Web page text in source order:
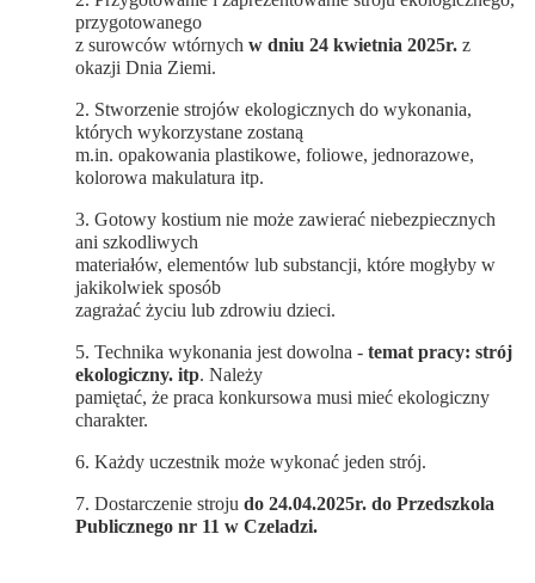
przygotowanego
z surowców wtórnych w dniu 24 kwietnia 2025r. z
okazji Dnia Ziemi.
2. Stworzenie strojów ekologicznych do wykonania,
których wykorzystane zostaną
m.in. opakowania plastikowe, foliowe, jednorazowe,
kolorowa makulatura itp.
3. Gotowy kostium nie może zawierać niebezpiecznych
ani szkodliwych
materiałów, elementów lub substancji, które mogłyby w
jakikolwiek sposób
zagrażać życiu lub zdrowiu dzieci.
5. Technika wykonania jest dowolna - temat pracy: strój
ekologiczny. itp. Należy
pamiętać, że praca konkursowa musi mieć ekologiczny
charakter.
6. Każdy uczestnik może wykonać jeden strój.
7. Dostarczenie stroju do 24.04.2025r. do Przedszkola
Publicznego nr 11 w Czeladzi.